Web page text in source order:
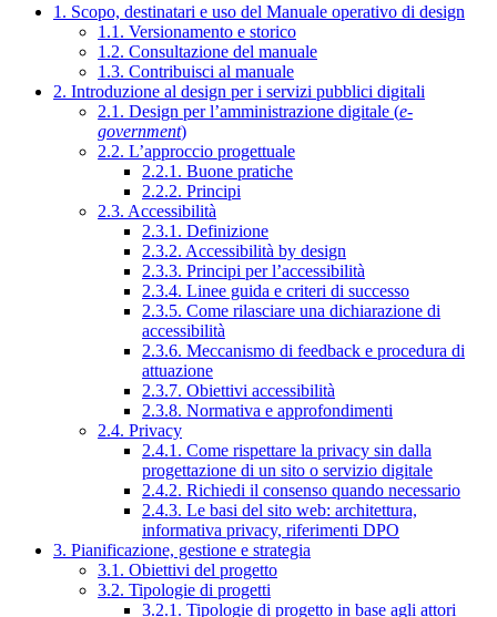
1. Scopo, destinatari e uso del Manuale operativo di design
1.1. Versionamento e storico
1.2. Consultazione del manuale
1.3. Contribuisci al manuale
2. Introduzione al design per i servizi pubblici digitali
2.1. Design per l’amministrazione digitale (e-
government)
2.2. L’approccio progettuale
2.2.1. Buone pratiche
2.2.2. Principi
2.3. Accessibilità
2.3.1. Definizione
2.3.2. Accessibilità by design
2.3.3. Principi per l’accessibilità
2.3.4. Linee guida e criteri di successo
2.3.5. Come rilasciare una dichiarazione di
accessibilità
2.3.6. Meccanismo di feedback e procedura di
attuazione
2.3.7. Obiettivi accessibilità
2.3.8. Normativa e approfondimenti
2.4. Privacy
2.4.1. Come rispettare la privacy sin dalla
progettazione di un sito o servizio digitale
2.4.2. Richiedi il consenso quando necessario
2.4.3. Le basi del sito web: architettura,
informativa privacy, riferimenti DPO
3. Pianificazione, gestione e strategia
3.1. Obiettivi del progetto
3.2. Tipologie di progetti
3.2.1. Tipologie di progetto in base agli attori